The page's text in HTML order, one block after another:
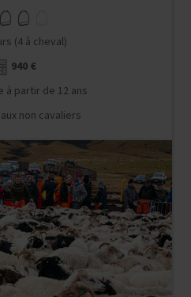
(4 à cheval)
940 €
à partir de 12 ans
non cavaliers